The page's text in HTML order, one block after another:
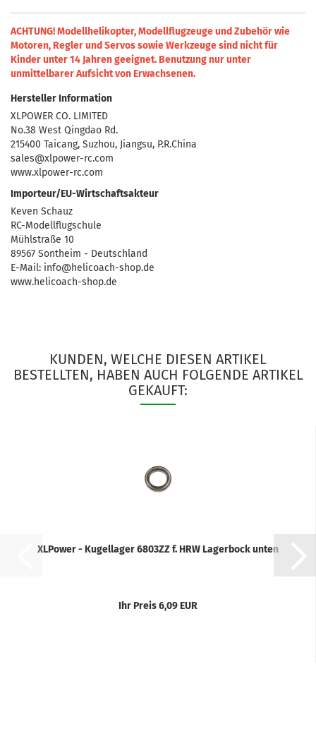
ACHTUNG! Modellhelikopter, Modellflugzeuge und Zubehör wie
Motoren, Regler und Servos sowie Werkzeuge sind nicht für
Kinder unter 14 Jahren geeignet. Benutzung nur unter
unmittelbarer Aufsicht von Erwachsenen.
Hersteller Information
XLPOWER CO. LIMITED
No.38 West Qingdao Rd.
215400 Taicang, Suzhou, Jiangsu, P.R.China
sales@xlpower-rc.com
www.xlpower-rc.com
Importeur/EU-Wirtschaftsakteur
Keven Schauz
RC-Modellflugschule
Mühlstraße 10
89567 Sontheim - Deutschland
E-Mail: info@helicoach-shop.de
www.helicoach-shop.de
KUNDEN, WELCHE DIESEN ARTIKEL
BESTELLTEN, HABEN AUCH FOLGENDE ARTIKEL
GEKAUFT:
XLPower - Kugellager 6803ZZ f. HRW Lagerbock unten
Ihr Preis 6,09 EUR